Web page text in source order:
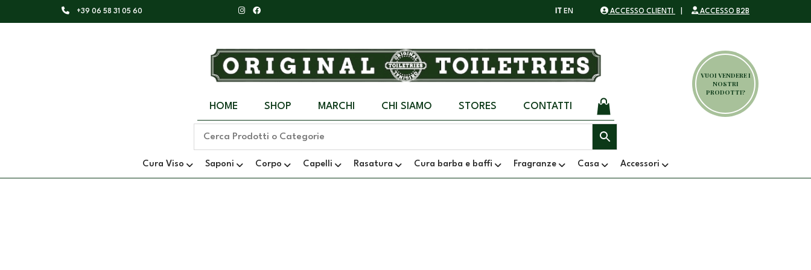
+39 06 58 31 05 60 IT EN ACCESSO CLIENTI ACCESSO B2B
HOME SHOP MARCHI CHI SIAMO STORES CONTATTI
Cura Viso Saponi Corpo Capelli Rasatura Cura barba e baffi Fragranze Casa Accessori
VUOI VENDERE I
NOSTRI
PRODOTTI?